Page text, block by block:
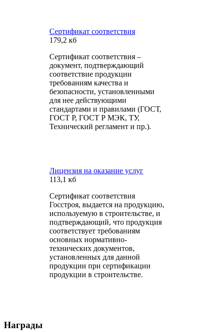
Сертификат соответствия
179,2 кб
Сертификат соответствия –
документ, подтверждающий
соответствие продукции
требованиям качества и
безопасности, установленными
для нее действующими
стандартами и правилами (ГОСТ,
ГОСТ Р, ГОСТ Р МЭК, ТУ,
Технический регламент и пр.).
Лицензия на оказание услуг
113,1 кб
Сертификат соответствия
Госстроя, выдается на продукцию,
используемую в строительстве, и
подтверждающий, что продукция
соответствует требованиям
основных нормативно-
технических документов,
установленных для данной
продукции при сертификации
продукции в строительстве.
Награды